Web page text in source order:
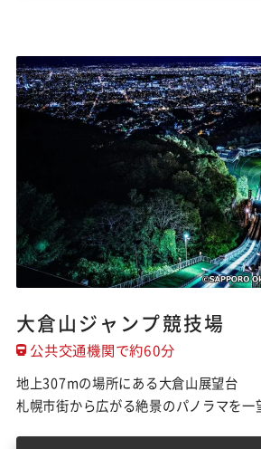
大倉山ジャンプ競技場
公共交通機関で約60分
地上307mの場所にある大倉山展望台
札幌市街から広がる絶景のパノラマを一